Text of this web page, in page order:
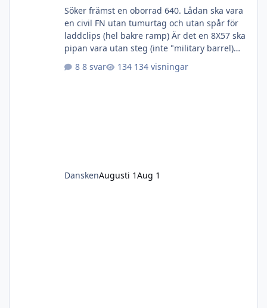
Söker främst en oborrad 640. Lådan ska vara
en civil FN utan tumurtag och utan spår för
laddclips (hel bakre ramp) Är det en 8X57 ska
pipan vara utan steg (inte "military barrel)
men söker modellen efter 1948 och metallen
ska vara fin och utan märken, rost och jack.
8 svar 134 visningar
DanskenAugusti 1Aug 1